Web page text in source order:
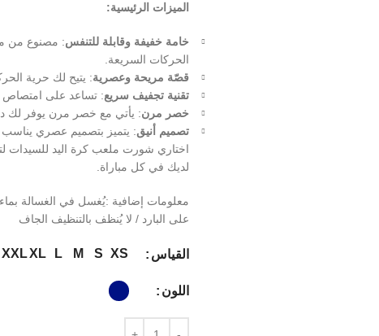
الميزات الرئيسية:
خامة خفيفة وقابلة للتنفس: مصنوع من
الحركات السريعة.
قصّة مريحة وعصرية: يتيح لك حرية
تقنية تجفيف سريع: تساعد على امتصاص
خصر مرن: يأتي مع خصر مرن يوفر لك
تصميم أنيق: يتميز بتصميم عصري يناسب
اختاري شورت ملعب كرة اليد للسيدات
لديك في كل مباراة.
على البارد / لا يُنظف بالتنظيف الجاف
القياس XS
S
M
L
XL
XXL
اللون